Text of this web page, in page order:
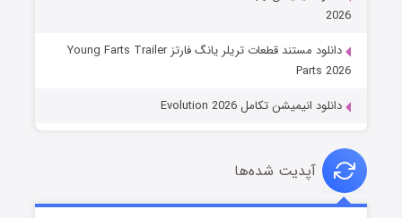
2026
دانلود مستند قطعات تریلر یانگ فارتز Young Farts Trailer
Parts 2026
دانلود انیمیشن تکامل Evolution 2026
آپدیت شده‌ها